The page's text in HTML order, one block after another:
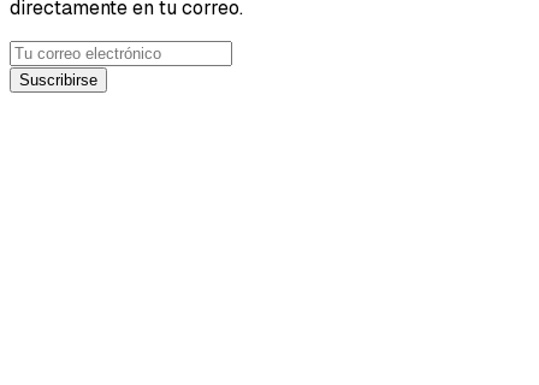
directamente en tu correo.
Suscribirse